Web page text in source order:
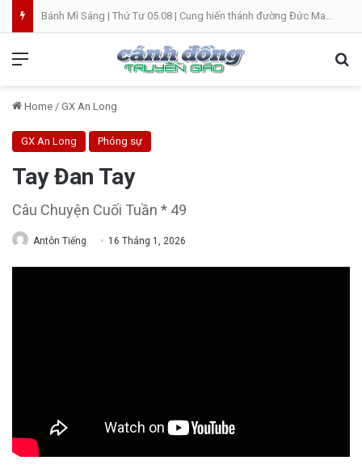
Bánh Mì Sáng | Thứ Tư 05.08 | Cung hiến thánh đường Đức Maria
Home / GX An Long
GX An Long Phóng sự
Tay Đan Tay
Câu Chuyện Cuối Tuần * 49
Antôn Tiếng 16 Tháng 1, 2026